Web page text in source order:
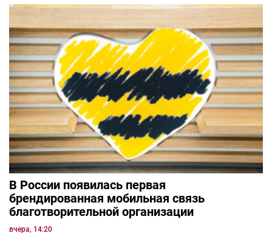
В России появилась первая
брендированная мобильная связь
благотворительной организации
вчера, 14:20